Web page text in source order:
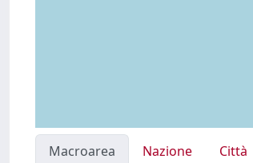
Macroarea Nazione Città